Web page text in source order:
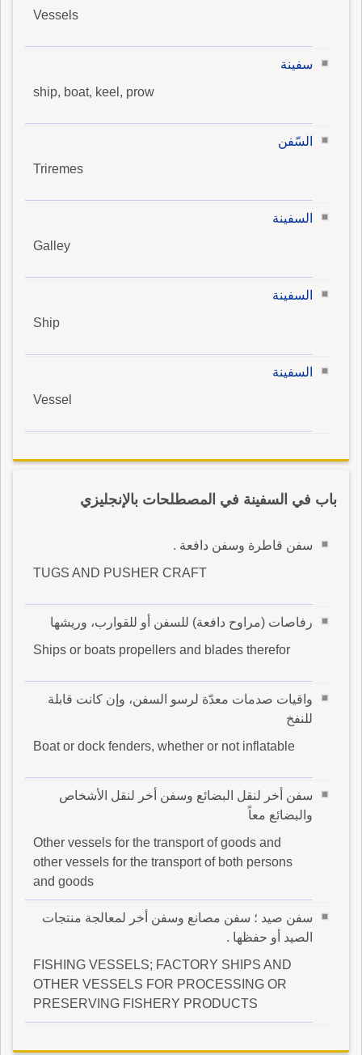
Vessels
سفينة
ship, boat, keel, prow
السّفن
Triremes
السفينة
Galley
السفينة
Ship
السفينة
Vessel
باب في السفينة في المصطلحات بالإنجليزي
سفن قاطرة وسفن دافعة .
TUGS AND PUSHER CRAFT
رفاصات (مراوح دافعة) للسفن أو للقوارب، وريشها
Ships or boats propellers and blades therefor
واقيات صدمات معدّة لرسو السفن، وإن كانت قابلة
للنفخ
Boat or dock fenders, whether or not inflatable
سفن أخر لنقل البضائع وسفن أخر لنقل الأشخاص
والبضائع معاً
Other vessels for the transport of goods and
other vessels for the transport of both persons
and goods
سفن صيد ؛ سفن مصانع وسفن أخر لمعالجة منتجات
الصيد أو حفظها .
FISHING VESSELS; FACTORY SHIPS AND
OTHER VESSELS FOR PROCESSING OR
PRESERVING FISHERY PRODUCTS